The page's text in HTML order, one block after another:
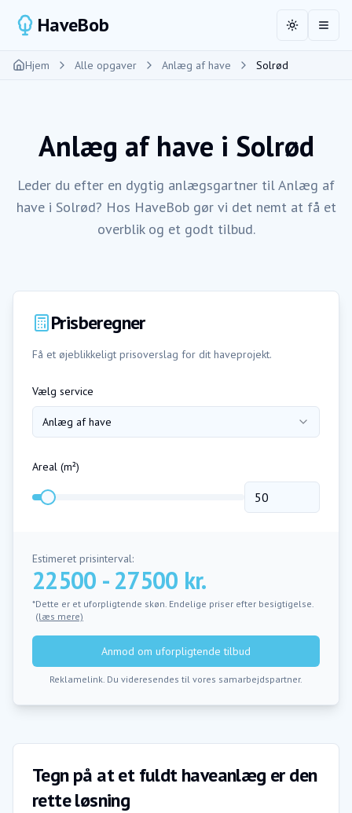
HaveBob ToggleÅbn
Hjem Alle opgaver Anlæg af have Solrød
Anlæg af have i Solrød
Leder du efter en dygtig anlægsgartner til Anlæg af
have i Solrød? Hos HaveBob gør vi det nemt at få et
overblik og et godt tilbud.
Prisberegner
Få et øjeblikkeligt prisoverslag for dit haveprojekt.
Vælg service
Anlæg af have
Areal (m²)
Estimeret prisinterval:
22500 - 27500 kr.
*Dette er et uforpligtende skøn. Endelige priser efter besigtigelse.
(læs mere)
Anmod om uforpligtende tilbud
Reklamelink. Du videresendes til vores samarbejdspartner.
Tegn på at et fuldt haveanlæg er den
rette løsning